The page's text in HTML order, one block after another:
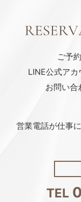
ご予
LINE公式アカ
お問い合
営業電話が仕事
TEL